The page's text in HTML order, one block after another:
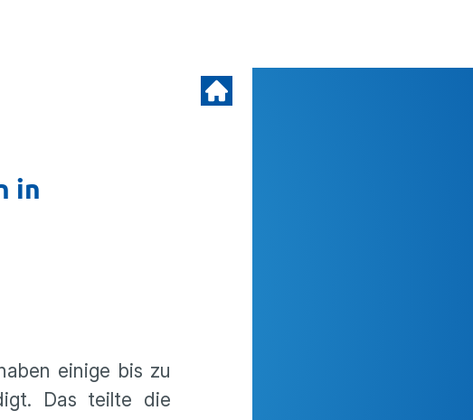
in
einige bis zu
Das teilte die